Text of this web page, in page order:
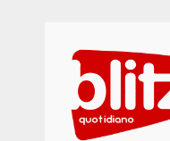
content